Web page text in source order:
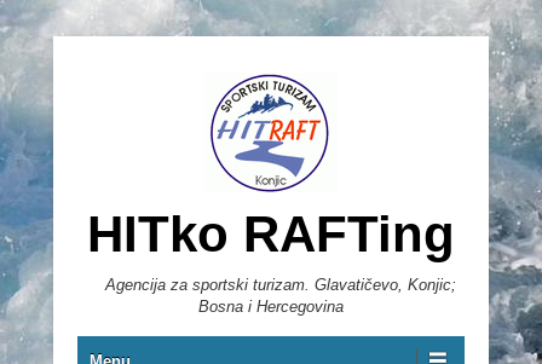
HITko RAFTing
Agencija za sportski turizam. Glavatičevo, Konjic;
Bosna i Hercegovina
Primary Menu
Skip to content